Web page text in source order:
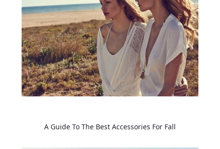
A Guide To The Best Accessories For Fall